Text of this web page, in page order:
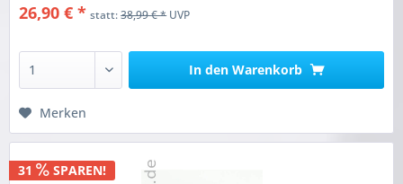
26,90 € * statt:38,99 € *UVP
In den Warenkorb
Merken
31
SPAREN!